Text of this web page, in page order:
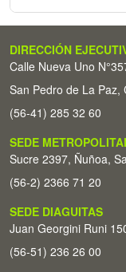
DIRECCIÓN
Calle Nueva Uno
San Pedro de La Paz,
(56-41) 285 32 60
SEDE
Sucre 2397, Ñuñoa,
(56-2) 2366 71 20
SEDE DIAGUITAS
Juan Georgini Runi
(56-51) 236 26 00